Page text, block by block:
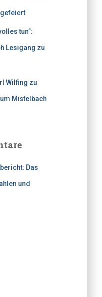
tun”:
Lesigang zu
Wilfing zu
Mistelbach
Das
und